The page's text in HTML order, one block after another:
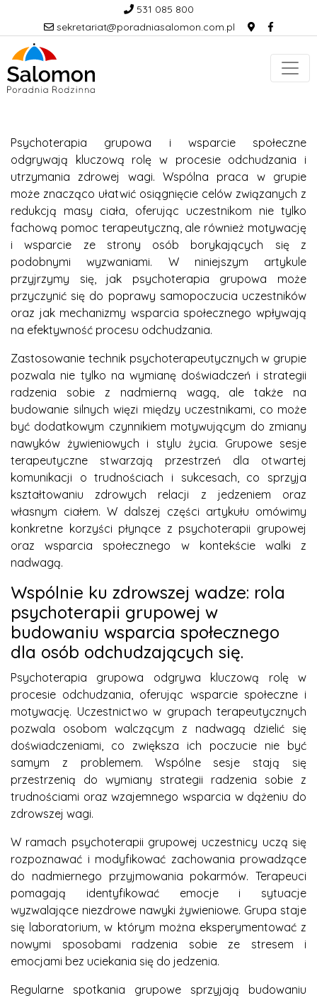
531 085 800
sekretariat@poradniasalomon.com.pl
Psychoterapia grupowa i wsparcie społeczne
odgrywają kluczową rolę w procesie odchudzania i
utrzymania zdrowej wagi. Wspólna praca w grupie
może znacząco ułatwić osiągnięcie celów związanych z
redukcją masy ciała, oferując uczestnikom nie tylko
fachową pomoc terapeutyczną, ale również motywację
i wsparcie ze strony osób borykających się z
podobnymi wyzwaniami. W niniejszym artykule
przyjrzymy się, jak psychoterapia grupowa może
przyczynić się do poprawy samopoczucia uczestników
oraz jak mechanizmy wsparcia społecznego wpływają
na efektywność procesu odchudzania.
Zastosowanie technik psychoterapeutycznych w grupie
pozwala nie tylko na wymianę doświadczeń i strategii
radzenia sobie z nadmierną wagą, ale także na
budowanie silnych więzi między uczestnikami, co może
być dodatkowym czynnikiem motywującym do zmiany
nawyków żywieniowych i stylu życia. Grupowe sesje
terapeutyczne stwarzają przestrzeń dla otwartej
komunikacji o trudnościach i sukcesach, co sprzyja
kształtowaniu zdrowych relacji z jedzeniem oraz
własnym ciałem. W dalszej części artykułu omówimy
konkretne korzyści płynące z psychoterapii grupowej
oraz wsparcia społecznego w kontekście walki z
nadwagą.
Wspólnie ku zdrowszej wadze: rola
psychoterapii grupowej w
budowaniu wsparcia społecznego
dla osób odchudzających się.
Psychoterapia grupowa odgrywa kluczową rolę w
procesie odchudzania, oferując wsparcie społeczne i
motywację. Uczestnictwo w grupach terapeutycznych
pozwala osobom walczącym z nadwagą dzielić się
doświadczeniami, co zwiększa ich poczucie nie być
samym z problemem. Wspólne sesje stają się
przestrzenią do wymiany strategii radzenia sobie z
trudnościami oraz wzajemnego wsparcia w dążeniu do
zdrowszej wagi.
W ramach psychoterapii grupowej uczestnicy uczą się
rozpoznawać i modyfikować zachowania prowadzące
do nadmiernego przyjmowania pokarmów. Terapeuci
pomagają identyfikować emocje i sytuacje
wyzwalające niezdrowe nawyki żywieniowe. Grupa staje
się laboratorium, w którym można eksperymentować z
nowymi sposobami radzenia sobie ze stresem i
emocjami bez uciekania się do jedzenia.
Regularne spotkania grupowe sprzyjają budowaniu